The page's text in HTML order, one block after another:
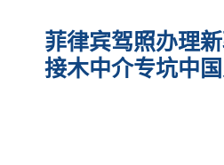
菲律宾驾照办理
接木中介专坑中